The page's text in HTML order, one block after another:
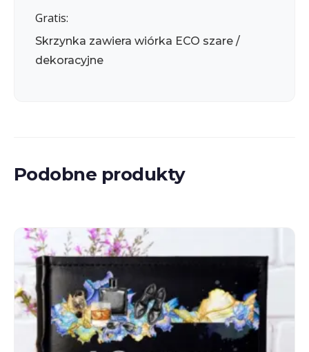
Gratis:
Skrzynka zawiera wiórka ECO szare /
dekoracyjne
Podobne produkty